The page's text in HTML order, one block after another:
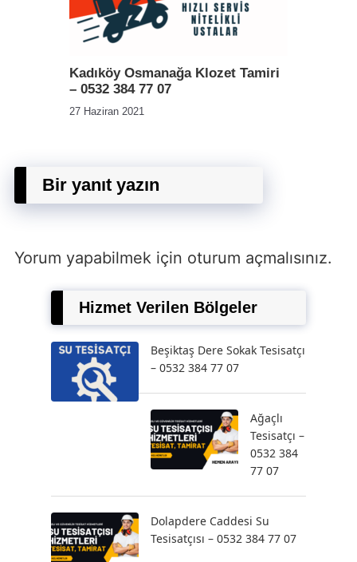
Kadıköy Osmanağa Klozet Tamiri
– 0532 384 77 07
27 Haziran 2021
Bir yanıt yazın
Yorum yapabilmek için oturum açmalısınız.
Hizmet Verilen Bölgeler
Beşiktaş Dere Sokak Tesisatçı
– 0532 384 77 07
Ağaçlı
Tesisatçı –
0532 384
77 07
Dolapdere Caddesi Su
Tesisatçısı – 0532 384 77 07